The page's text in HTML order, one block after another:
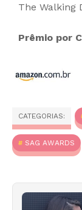
The Walking
Prêmio por
CATEGORIAS:
SAG AWARDS